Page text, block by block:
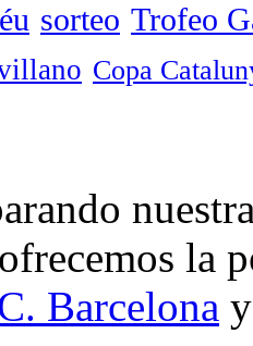
sorteo Trofeo
Copa
la
Barcelona